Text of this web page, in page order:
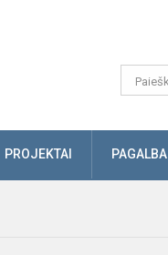
PROJEKTAI PAGALBA